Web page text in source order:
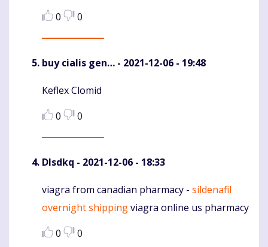
0
0
buy cialis gen… - 2021-12-06 - 19:48
Komentaras
Keflex Clomid
0
0
Dlsdkq - 2021-12-06 - 18:33
Komentaras
viagra from canadian pharmacy - sildenafil
overnight shippingviagra online us pharmacy
0
0